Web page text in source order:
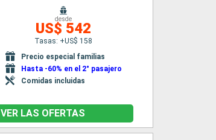
desde
US$ 542
Tasas: +US$ 158
Precio especial familias
Hasta -60% en el 2° pasajero
Comidas incluidas
VER LAS OFERTAS